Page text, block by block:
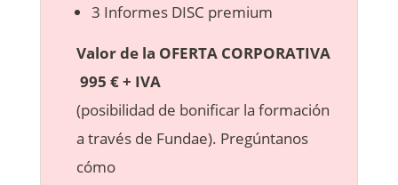
3 Informes DISC premium
Valor de la OFERTA CORPORATIVA
995 € + IVA
(posibilidad de bonificar la formación
a través de Fundae). Pregúntanos
cómo